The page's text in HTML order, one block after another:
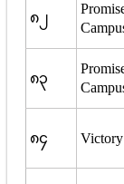
၈၂
၈၃
၈၄